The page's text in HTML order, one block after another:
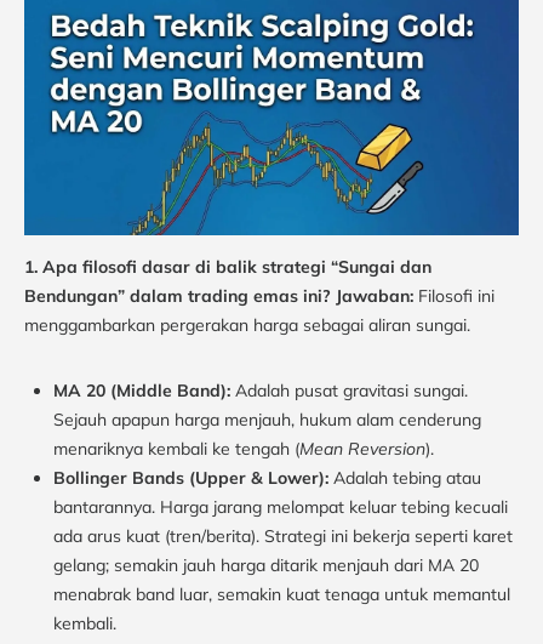
1. Apa filosofi dasar di balik strategi “Sungai dan
Bendungan” dalam trading emas ini? Jawaban: Filosofi ini
menggambarkan pergerakan harga sebagai aliran sungai.
MA 20 (Middle Band): Adalah pusat gravitasi sungai.
Sejauh apapun harga menjauh, hukum alam cenderung
menariknya kembali ke tengah (Mean Reversion).
Bollinger Bands (Upper & Lower): Adalah tebing atau
bantarannya. Harga jarang melompat keluar tebing kecuali
ada arus kuat (tren/berita). Strategi ini bekerja seperti karet
gelang; semakin jauh harga ditarik menjauh dari MA 20
menabrak band luar, semakin kuat tenaga untuk memantul
kembali.